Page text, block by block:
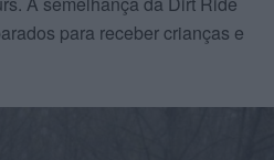
para receber crianças e